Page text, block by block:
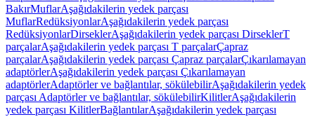
BakırMuflarAşağıdakilerin yedek parçası
MuflarRedüksiyonlarAşağıdakilerin yedek parçası
RedüksiyonlarDirseklerAşağıdakilerin yedek parçası DirseklerT
parçalarAşağıdakilerin yedek parçası T parçalarÇapraz
parçalarAşağıdakilerin yedek parçası Çapraz parçalarÇıkarılamayan
adaptörlerAşağıdakilerin yedek parçası Çıkarılamayan
adaptörlerAdaptörler ve bağlantılar, sökülebilirAşağıdakilerin yedek
parçası Adaptörler ve bağlantılar, sökülebilirKilitlerAşağıdakilerin
yedek parçası KilitlerBağlantılarAşağıdakilerin yedek parçası